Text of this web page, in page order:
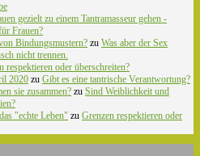
gezielt zu einem Tantramasseur gehen -
Frauen?
Bindungsmustern? zu Was aber der Sex
nicht trennen.
respektieren oder überschreiten?
2020 zu Gibt es eine tantrische Verantwortung?
sie zusammen? zu Sind Weiblichkeit und
"echte Leben" zu Grenzen respektieren oder